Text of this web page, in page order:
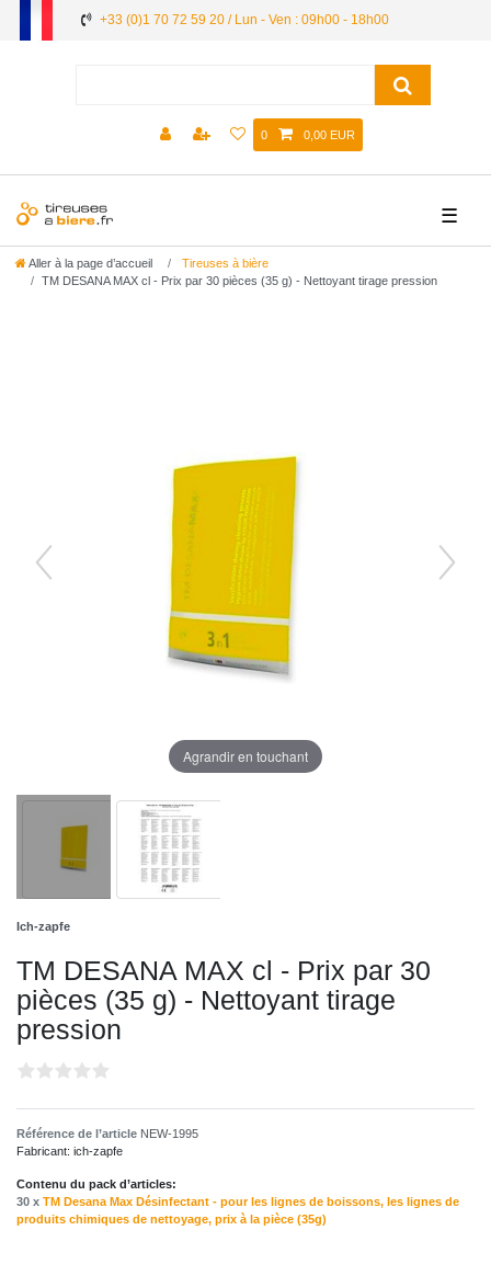
+33 (0)1 70 72 59 20 / Lun - Ven : 09h00 - 18h00
0 0,00 EUR
☰
Aller à la page d’accueil
Tireuses à bière
TM DESANA MAX cl - Prix par 30 pièces (35 g) - Nettoyant tirage pression
Agrandir en touchant
Ich-zapfe
TM DESANA MAX cl - Prix par 30
pièces (35 g) - Nettoyant tirage
pression
Référence de l’article NEW-1995
Fabricant: ich-zapfe
Contenu du pack d’articles:
30 x TM Desana Max Désinfectant - pour les lignes de boissons, les lignes de
produits chimiques de nettoyage, prix à la pièce (35g)